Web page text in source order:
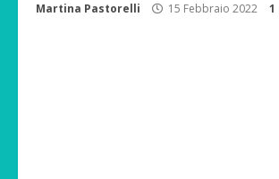
Martina Pastorelli 15 Febbraio 2022 1